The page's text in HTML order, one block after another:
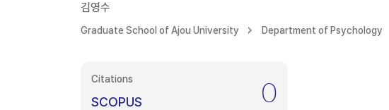
김영수
Graduate School of Ajou University Department of Psychology
Citations
SCOPUS 0